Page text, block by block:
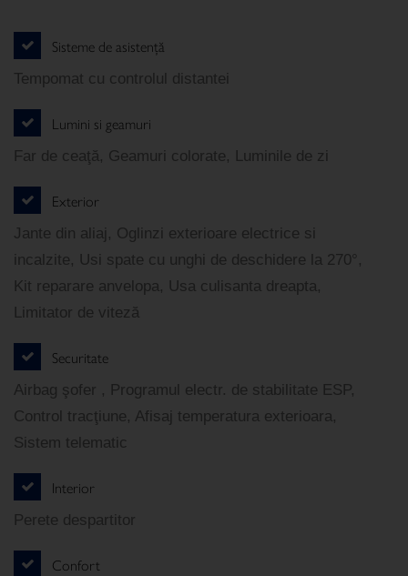
Sisteme de asistenţă
Tempomat cu controlul distantei
Lumini si geamuri
Far de ceaţă, Geamuri colorate, Luminile de zi
Exterior
Jante din aliaj, Oglinzi exterioare electrice si
incalzite, Usi spate cu unghi de deschidere la 270°,
Kit reparare anvelopa, Usa culisanta dreapta,
Limitator de viteză
Securitate
Airbag şofer , Programul electr. de stabilitate ESP,
Control tracţiune, Afisaj temperatura exterioara,
Sistem telematic
Interior
Perete despartitor
Confort